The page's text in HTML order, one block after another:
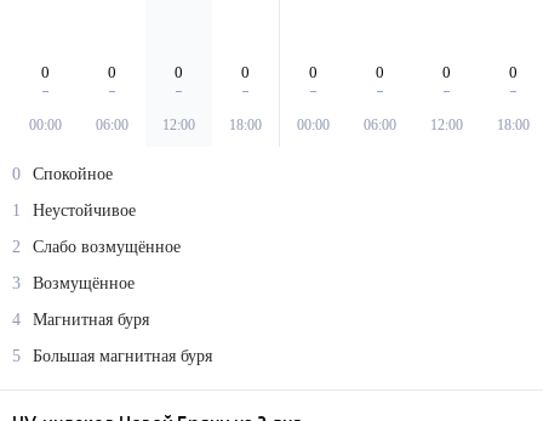
0
00:00
0
06:00
0
12:00
0
18:00
0
00:00
0
06:00
0
12:00
0
18:00
0
Спокойное
1
Неустойчивое
2
Слабо возмущённое
3
Возмущённое
4
Магнитная буря
5
Большая магнитная буря